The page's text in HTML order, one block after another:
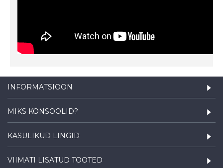
INFORMATSIOON
MIKS KONSOOLID?
KASULIKUD LINGID
VIIMATI LISATUD TOOTED